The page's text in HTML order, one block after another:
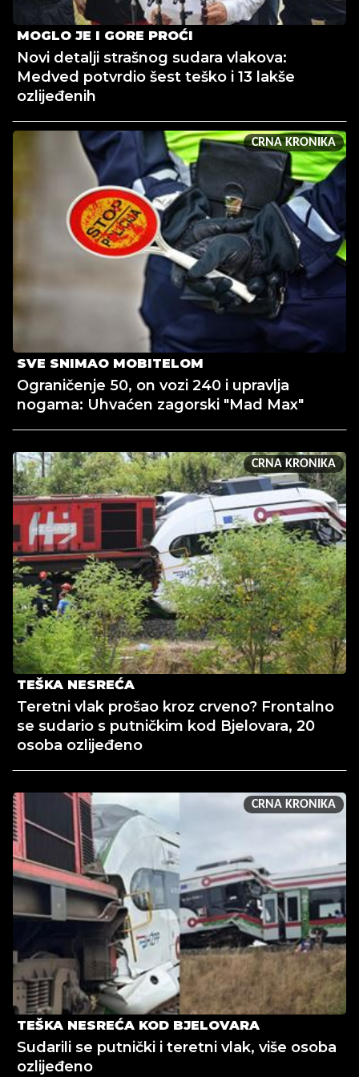
MOGLO JE I GORE PROĆI
Novi detalji strašnog sudara vlakova:
Medved potvrdio šest teško i 13 lakše
ozlijeđenih
CRNA KRONIKA
SVE SNIMAO MOBITELOM
Ograničenje 50, on vozi 240 i upravlja
nogama: Uhvaćen zagorski "Mad Max"
CRNA KRONIKA
TEŠKA NESREĆA
Teretni vlak prošao kroz crveno? Frontalno
se sudario s putničkim kod Bjelovara, 20
osoba ozlijeđeno
CRNA KRONIKA
TEŠKA NESREĆA KOD BJELOVARA
Sudarili se putnički i teretni vlak, više osoba
ozlijeđeno